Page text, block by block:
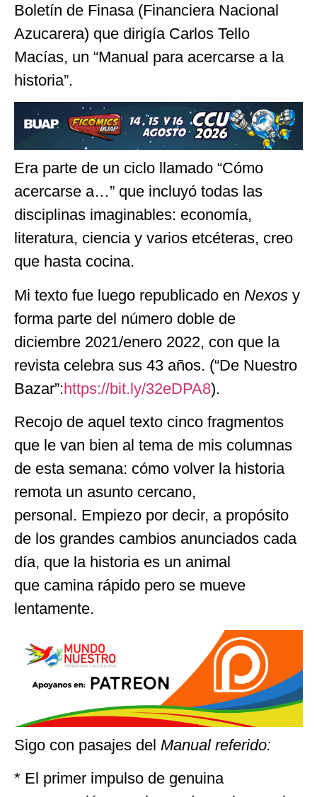
Boletín de Finasa (Financiera Nacional
Azucarera) que dirigía Carlos Tello
Macías, un “Manual para acercarse a la
historia”.
Era parte de un ciclo llamado “Cómo
acercarse a…” que incluyó todas las
disciplinas imaginables: economía,
literatura, ciencia y varios etcéteras, creo
que hasta cocina.
Mi texto fue luego republicado en Nexos y
forma parte del número doble de
diciembre 2021/enero 2022, con que la
revista celebra sus 43 años. (“De Nuestro
Bazar”:https://bit.ly/32eDPA8).
Recojo de aquel texto cinco fragmentos
que le van bien al tema de mis columnas
de esta semana: cómo volver la historia
remota un asunto cercano,
personal. Empiezo por decir, a propósito
de los grandes cambios anunciados cada
día, que la historia es un animal
que camina rápido pero se mueve
lentamente.
Sigo con pasajes del Manual referido:
* El primer impulso de genuina